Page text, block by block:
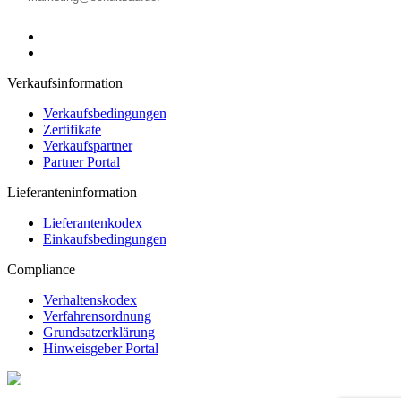
Verkaufsinformation
Verkaufsbedingungen
Zertifikate
Verkaufspartner
Partner Portal
Lieferanteninformation
Lieferantenkodex
Einkaufsbedingungen
Compliance
Verhaltenskodex
Verfahrensordnung
Grundsatzerklärung
Hinweisgeber Portal